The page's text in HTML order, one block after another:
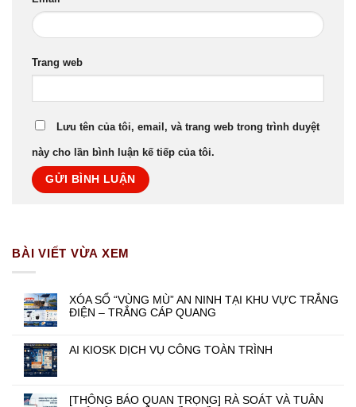
Trang web
Lưu tên của tôi, email, và trang web trong trình duyệt
này cho lần bình luận kế tiếp của tôi.
BÀI VIẾT VỪA XEM
XÓA SỔ “VÙNG MÙ” AN NINH TẠI KHU VỰC TRẮNG
ĐIỆN – TRẮNG CÁP QUANG
AI KIOSK DỊCH VỤ CÔNG TOÀN TRÌNH
[THÔNG BÁO QUAN TRỌNG] RÀ SOÁT VÀ TUÂN